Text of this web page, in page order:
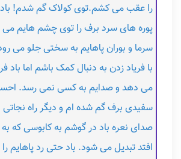
را عقب می کشم.توی کولاک گم شدم!
پوره های سرد برف را توی چشم هایم می
سرما و بوران پاهایم به سختی جلو می
با فریاد زدن به دنبال کمک باشم اما باد
می دهد و صدایم به کسی نمی رسد.
سفیدی برف گم شده ام و دیگر راه
صدای نعره باد در گوشم به کابوسی که
افتد تبدیل می شود. باد حتی رد پاهایم